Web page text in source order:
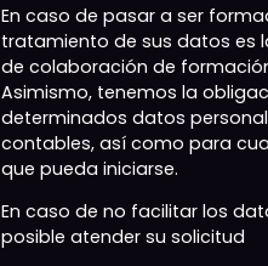
En caso de pasar a ser
tratamiento de sus datos es
de colaboración de
Asimismo, tenemos la
determinados datos
contables, así como para
que pueda iniciarse.
En caso de no facilitar los
posible atender su solicitud